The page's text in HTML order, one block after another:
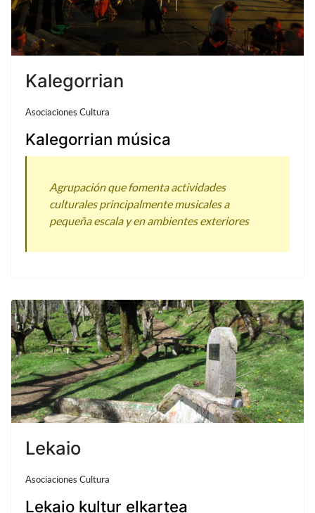
Kalegorrian
Asociaciones Cultura
Kalegorrian música
Agrupación que fomenta actividades
culturales principalmente musicales a
pequeña escala y en ambientes exteriores
Lekaio
Asociaciones Cultura
Lekaio kultur elkartea